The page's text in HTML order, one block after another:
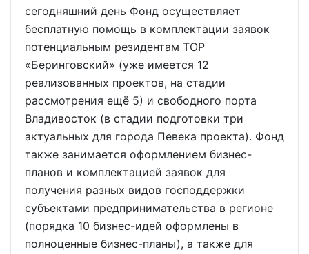
сегодняшний день Фонд осуществляет
бесплатную помощь в комплектации заявок
потенциальным резидентам ТОР
«Беринговский» (уже имеется 12
реализованных проектов, на стадии
рассмотрения ещё 5) и свободного порта
Владивосток (в стадии подготовки три
актуальных для города Певека проекта). Фонд
также занимается оформлением бизнес-
планов и комплектацией заявок для
получения разных видов господдержки
субъектами предпринимательства в регионе
(порядка 10 бизнес-идей оформлены в
полноценные бизнес-планы), а также для